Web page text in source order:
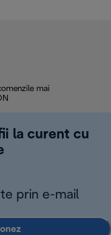
mai
la curent cu
prin e-mail